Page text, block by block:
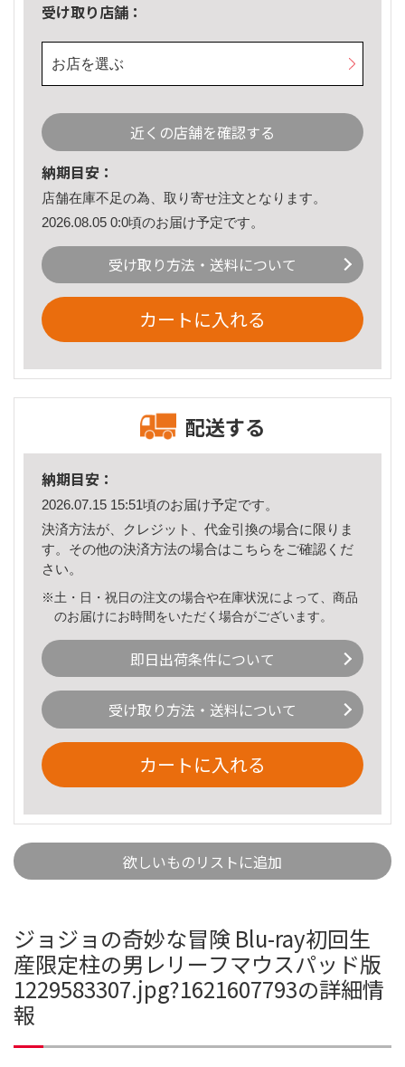
受け取り店舗：
お店を選ぶ
近くの店舗を確認する
納期目安：
店舗在庫不足の為、取り寄せ注文となります。
2026.08.05 0:0頃のお届け予定です。
受け取り方法・送料について
カートに入れる
配送する
納期目安：
2026.07.15 15:51頃のお届け予定です。
決済方法が、クレジット、代金引換の場合に限りま
す。その他の決済方法の場合はこちら をご確認くだ
さい。
※土・日・祝日の注文の場合や在庫状況によって、商品
のお届けにお時間をいただく場合がございます。
即日出荷条件について
受け取り方法・送料について
カートに入れる
欲しいものリストに追加
ジョジョの奇妙な冒険 Blu-ray初回生
産限定柱の男レリーフマウスパッド版
1229583307.jpg?1621607793の詳細情
報